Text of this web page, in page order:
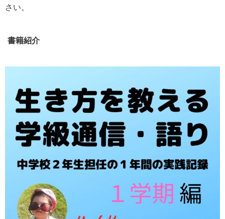
さい。
書籍紹介